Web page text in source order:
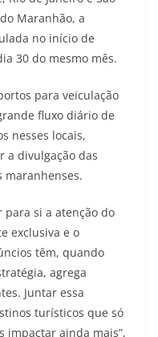
Maranhão, a
no início de
30 do mesmo mês.
para veiculação
fluxo diário de
nesses locais,
a divulgação das
maranhenses.
para si a atenção do
exclusiva e o
têm, quando
agrega
Juntar essa
turísticos que só
impactar ainda mais”,